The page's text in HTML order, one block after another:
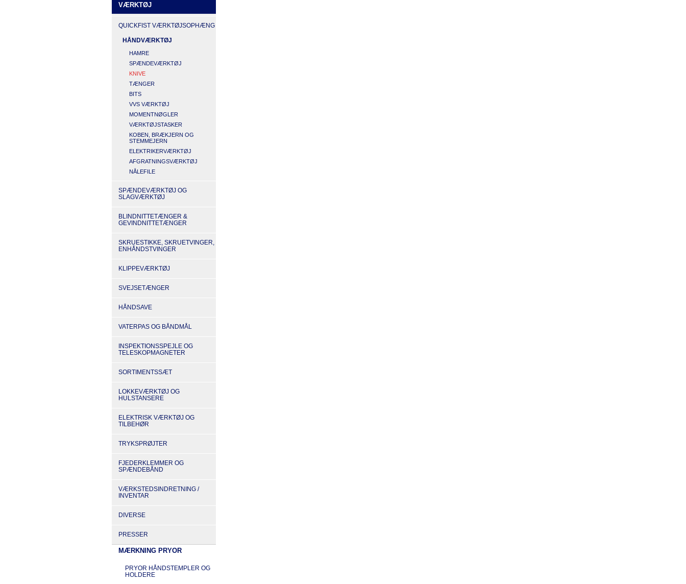
VÆRKTØJ
QUICKFIST VÆRKTØJSOPHÆNG
HÅNDVÆRKTØJ
HAMRE
SPÆNDEVÆRKTØJ
KNIVE
TÆNGER
BITS
VVS VÆRKTØJ
MOMENTNØGLER
VÆRKTØJSTASKER
KOBEN, BRÆKJERN OG
STEMMEJERN
ELEKTRIKERVÆRKTØJ
AFGRATNINGSVÆRKTØJ
NÅLEFILE
SPÆNDEVÆRKTØJ OG
SLAGVÆRKTØJ
BLINDNITTETÆNGER &
GEVINDNITTETÆNGER
SKRUESTIKKE, SKRUETVINGER,
ENHÅNDSTVINGER
KLIPPEVÆRKTØJ
SVEJSETÆNGER
HÅNDSAVE
VATERPAS OG BÅNDMÅL
INSPEKTIONSSPEJLE OG
TELESKOPMAGNETER
SORTIMENTSSÆT
LOKKEVÆRKTØJ OG
HULSTANSERE
ELEKTRISK VÆRKTØJ OG
TILBEHØR
TRYKSPRØJTER
FJEDERKLEMMER OG
SPÆNDEBÅND
VÆRKSTEDSINDRETNING /
INVENTAR
DIVERSE
PRESSER
MÆRKNING PRYOR
PRYOR HÅNDSTEMPLER OG
HOLDERE